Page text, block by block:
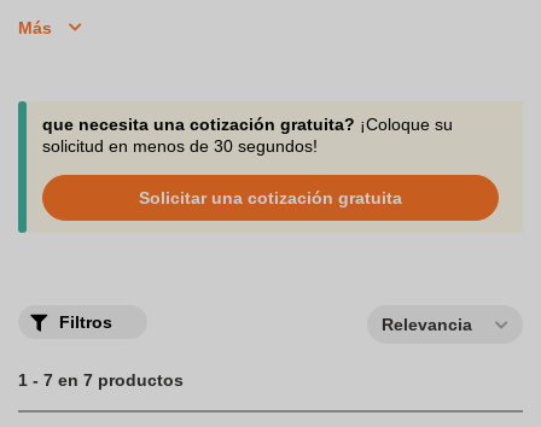
promocionar tu marca y dejan una impresión duradera en los
Más
que necesita una cotización gratuita? ¡Coloque su
solicitud en menos de 30 segundos!
Solicitar una cotización gratuita
Filtros Relevancia
1 - 7 en 7 productos